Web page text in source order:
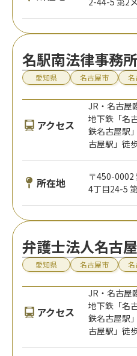
名駅南法律事務所
愛知県 名古屋市 名
アクセス
JR・名古屋
地下鉄「名
鉄名古屋駅
古屋駅」徒
所在地
〒450-0002
4丁目24-5
弁護士法人名古
愛知県 名古屋市 名
アクセス
JR・名古屋
地下鉄「名
鉄名古屋駅
古屋駅」徒